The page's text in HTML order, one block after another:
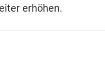
erhöhen.